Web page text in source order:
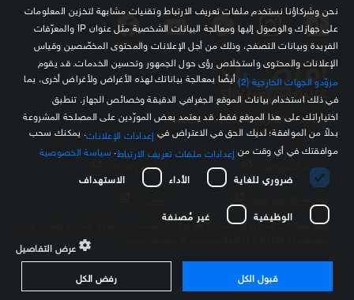
مصدرك الموثوق للمعلومة الاقتصادية
سياسة الخصوصية الشروط والأحكام
كافة العلامات التجارية الخاصة بـ SKY وكل ما تتضمنه من حقوق الملكية الفكرية هي
نحن وشركاؤنا نستخدم ملفات تعريف الارتباط وتقنيات مشابهة لتخزين المعلومات
على جهازك والوصول إليها ومعالجة البيانات الشخصية مثل عنوان IP والمعرّفات
الفريدة وبيانات التصفح، وذلك من أجل الإعلانات والمحتوى المخصّصين وقياس
الإعلانات والمحتوى واستخلاص رؤى حول الجمهور وتحسين الخدمات. قد يقوم
مزوّدو الجهات الخارجية (2)
أيضًا بمعالجة بياناتك لهذه الأغراض ولأغراض أخرى، بما
في ذلك استخدام بيانات الموقع الجغرافي الدقيقة وخصائص الجهاز. تنطبق
اختياراتك على هذا الموقع فقط. قد يعتمد بعض المورّدين على المصلحة المشروعة
بدلاً من الموافقة؛ لديك الحق في الاعتراض في إعدادات الإعلانات . يمكنك سحب
موافقتك في أي وقت من إعدادات ملفات تعريف الارتباط سياسة الخصوصية
ضروري للغاية
الأداء الاستهداف
الوظيفية غير مُصنفة
عرض التفاصيل
قبول الكل
رفض الكل